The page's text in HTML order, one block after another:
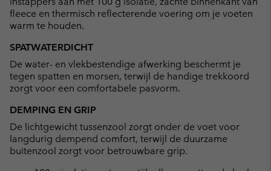
fleece en thermisch reflecterende voering om je voeten
warm te houden.
SPATWATERDICHT
De water- en vlekbestendige afwerking beschermt je
tegen spatten en morsen, terwijl de handige trekkoord
zorgt voor een comfortabele pasvorm.
DEMPING EN GRIP
De lichtgewicht tussenzool zorgt onder de voet voor
langdurig dempend comfort, terwijl de duurzame
buitenzool zorgt voor betrouwbare grip.